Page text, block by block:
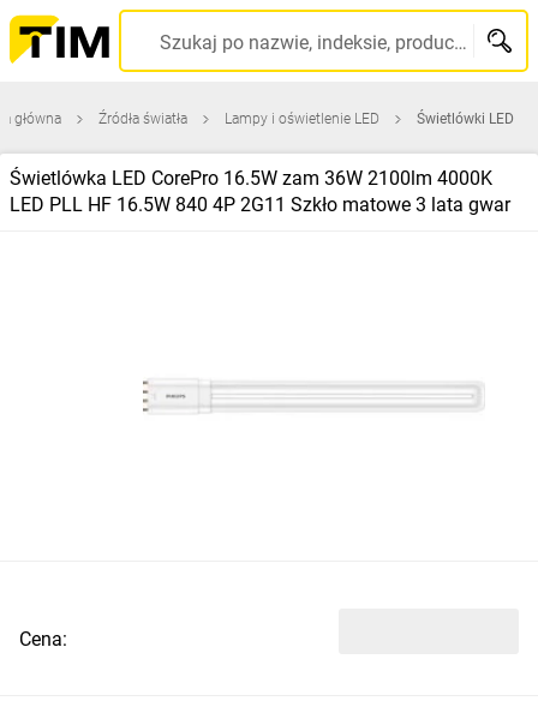
Szukaj po nazwie, indeksie, producencie, kodzie kreskowym...
główna Źródła światła Lampy i oświetlenie LED Świetlówki LED
Świetlówka LED CorePro 16.5W zam 36W 2100lm 4000K
LED PLL HF 16.5W 840 4P 2G11 Szkło matowe 3 lata gwar
Cena: